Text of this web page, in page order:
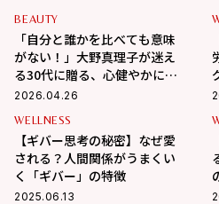
BEAUTY
「自分と誰かを比べても意味
がない！」大野真理子が迷え
る30代に贈る、心健やかに生
きるヒント
2026.04.26
WELLNESS
【ギバー思考の秘密】なぜ愛
される？人間関係がうまくい
く「ギバー」の特徴
2025.06.13